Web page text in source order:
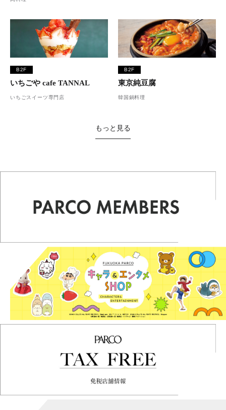
B2F
いちごや cafe TANNAL
いちごスイーツ専門店
B2F
東京純豆腐
韓国鍋料理
もっと見る